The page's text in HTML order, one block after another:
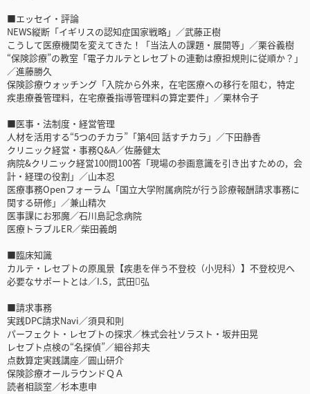
■エッセイ・評論
NEWS縦断「イギリスの認知症国家戦略」／武藤正樹
こうして医療機関を変えてきた！「当法人の課題・展開等」／栗谷義樹
“保険診療”の教室「電子カルテとレセプトの連動は療担規則に従順か？」
／進藤勝久
保険診療ウォッチング「入院から外来，在宅医療への移行を阻む，特定
疾患療養管理料，在宅療養指導管理料の算定要件」／栗林令子
■医事・法制度・経営管理
人材を活用する“5つのチカラ”「第4回 話すチカラ」／下田静香
クリニック経営・事務Q&A／佐藤健太
病院&クリニック経営100問100答「現場の参画意識を引き出すための，会
計・経理の役割」／山本忍
医療事務Openフォーラム「国立大学附属病院が行う診療報酬請求事務に
関する研修」／兼山精次
医事課にお邪魔／石川島記念病院
医療トラブルER／柴田義朗
■臨床知識
カルテ・レセプトの原風景【疾患を伴う不登校（小児科）】不登校児へ
必要なサポートとは／I.S，武田弘
■請求事務
実践DPC請求Navi／須貝和則
パーフェクト・レセプトの探求／株式会社ソラスト・坂井田晃
レセプト点検の“名探偵”／細谷邦夫
点数算定実践講座／圓山研介
保険診療オールラウンドＱＡ
読者相談室／杉本恵申